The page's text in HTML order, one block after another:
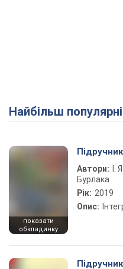
Найбільш
показати
обкладинку
Автори:
Бурлака
Рік: 2019
Опис: